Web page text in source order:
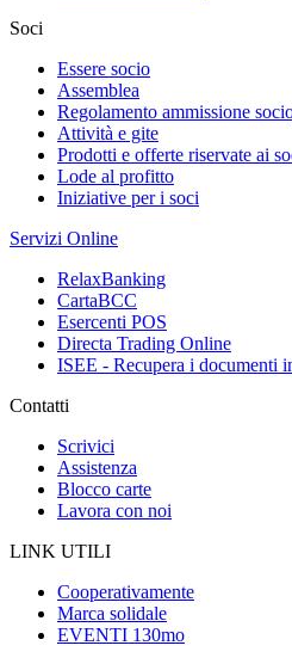
Soci
Essere socio
Assemblea
Regolamento ammissione
Attività e gite
Prodotti e offerte riservate ai
Lode al profitto
Iniziative per i soci
Servizi Online
RelaxBanking
CartaBCC
Esercenti POS
Directa Trading Online
ISEE - Recupera i documenti
Contatti
Scrivici
Assistenza
Blocco carte
Lavora con noi
LINK UTILI
Cooperativamente
Marca solidale
EVENTI 130mo